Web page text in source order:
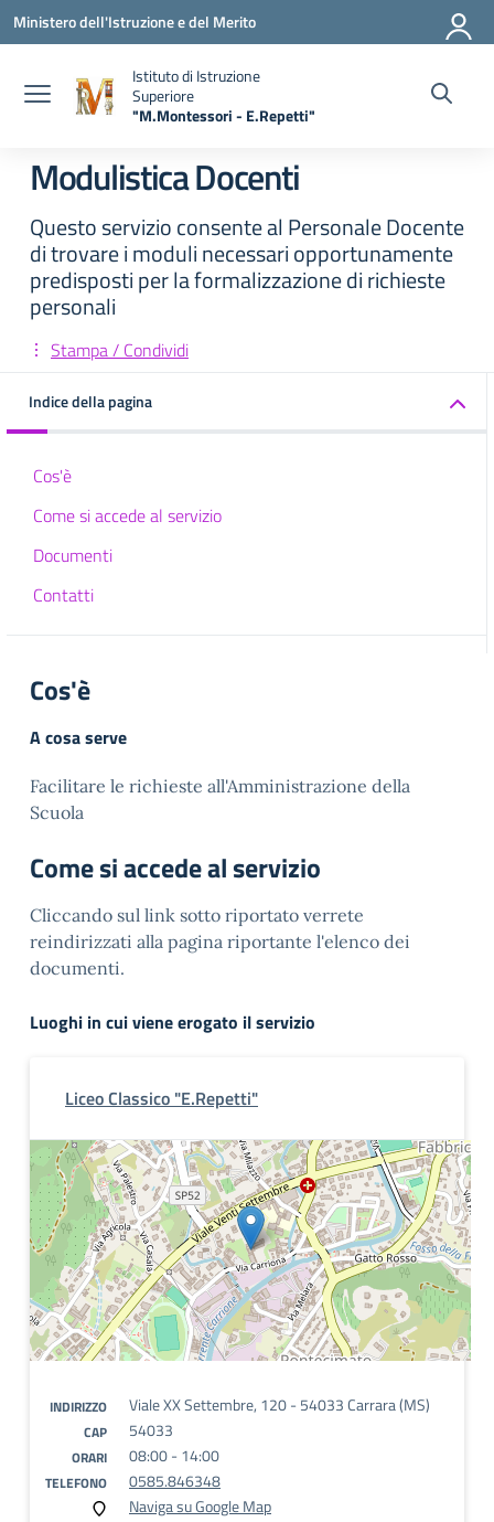
Vai ai contenuti
Vai al menu di navigazione
Vai al footer
Ministero dell'Istruzione e del Merito
Istituto di Istruzione
Superiore
"M.Montessori - E.Repetti"
Modulistica Docenti
Questo servizio consente al Personale Docente
di trovare i moduli necessari opportunamente
predisposti per la formalizzazione di richieste
personali
Stampa / Condividi
Indice della pagina
Cos'è
Come si accede al servizio
Documenti
Contatti
Cos'è
A cosa serve
Facilitare le richieste all'Amministrazione della
Scuola
Come si accede al servizio
Cliccando sul link sotto riportato verrete
reindirizzati alla pagina riportante l'elenco dei
documenti.
Luoghi in cui viene erogato il servizio
Liceo Classico "E.Repetti"
INDIRIZZO Viale XX Settembre, 120 - 54033 Carrara (MS)
CAP 54033
ORARI 08:00 - 14:00
TELEFONO
0585.846348
Naviga su Google Map